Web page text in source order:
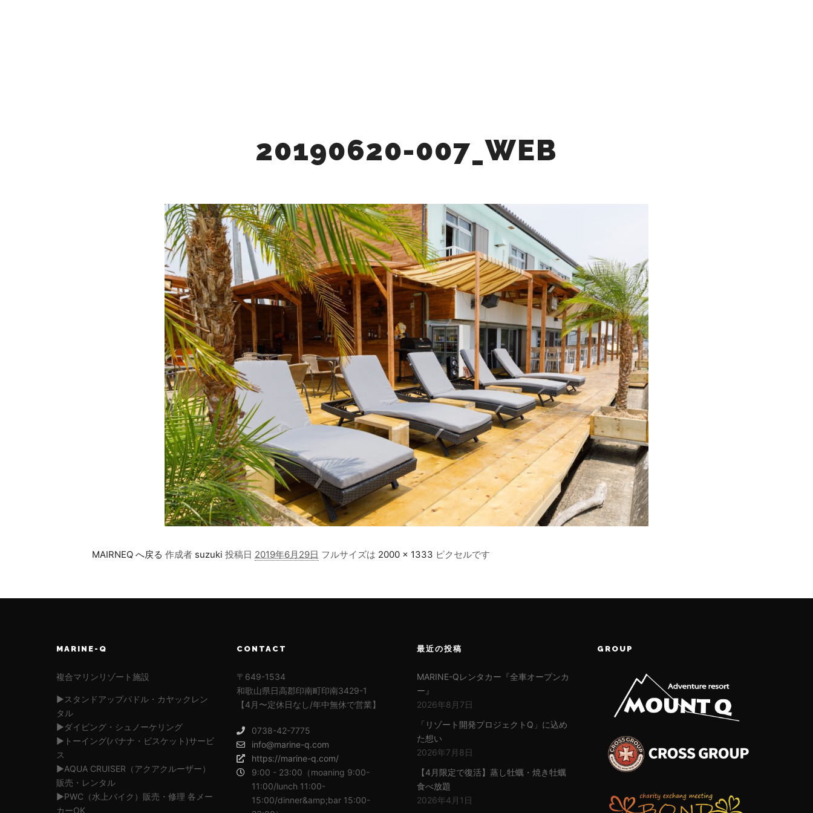
20190620-007_WEB
MAIRNEQ へ戻る 作成者 suzuki 投稿日 2019年6月29日 フルサイズは 2000 × 1333 ピクセルです
MARINE-Q
複合マリンリゾート施設
▶︎スタンドアップパドル・カヤックレン
タル
▶︎ダイビング・シュノーケリング
▶︎トーイング(バナナ・ビスケット)サービ
ス
▶︎AQUA CRUISER（アクアクルーザー）
販売・レンタル
▶︎PWC（水上バイク）販売・修理 各メー
カーOK
CONTACT
〒649-1534
和歌山県日高郡印南町印南3429-1
【4月〜定休日なし/年中無休で営業】
0738-42-7775
info@marine-q.com
https://marine-q.com/
9:00 - 23:00（moaning 9:00-
11:00/lunch 11:00-
15:00/dinner&amp;bar 15:00-
最近の投稿
MARINE-Qレンタカー『全車オープンカ
ー』
2026年8月7日
「リゾート開発プロジェクトQ」に込め
た想い
2026年7月8日
【4月限定で復活】蒸し牡蠣・焼き牡蠣
食べ放題
2026年4月1日
GROUP